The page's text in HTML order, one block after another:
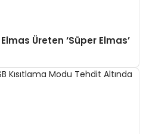
Üreten ‘Süper Elmas’